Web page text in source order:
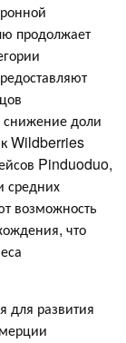
продолжает
снижение доли
Wildberries
Pinduoduo,
средних
возможность
что
для развития